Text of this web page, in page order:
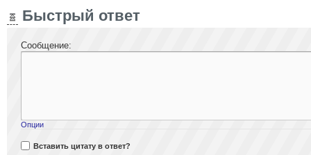
Быстрый ответ
Сообщение:
Опции
Вставить цитату в ответ?